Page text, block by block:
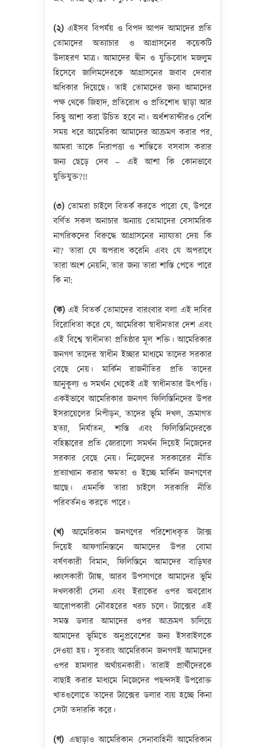
(২) এইসব বিপর্যয় ও বিপদ আপদ আমাদের প্রতি
তোমাদের অত্যাচার ও আগ্রাসনের কয়েকটি
উদাহরণ মাত্র। আমাদের দ্বীন ও যুক্তিবোধ মজলুম
হিসেবে জালিমদেরকে আগ্রাসনের জবাব দেবার
অধিকার দিয়েছে। তাই তোমাদের জন্য আমাদের
পক্ষ থেকে জিহাদ, প্রতিরোধ ও প্রতিশোধ ছাড়া আর
কিছু আশা করা উচিত হবে না। অর্ধশতাব্দীরও বেশি
সময় ধরে আমেরিকা আমাদের আক্রমণ করার পর,
আমরা তাকে নিরাপত্তা ও শান্তিতে বসবাস করার
জন্য ছেড়ে দেব – এই আশা কি কোনভাবে
যুক্তিযুক্ত?!!
(৩) তোমরা চাইলে বিতর্ক করতে পারো যে, উপরে
বর্ণিত সকল অনাচার অন্যায় তোমাদের বেসামরিক
নাগরিকদের বিরুদ্ধে আগ্রাসনের ন্যায্যতা দেয় কি
না? তারা যে অপরাধ করেনি এবং যে অপরাধে
তারা অংশ নেয়নি, তার জন্য তারা শাস্তি পেতে পারে
কি না:
(ক) এই বিতর্ক তোমাদের বারংবার বলা এই দাবির
বিরোধিতা করে যে, আমেরিকা স্বাধীনতার দেশ এবং
এই বিশ্বে স্বাধীনতা প্রতিষ্ঠার মূল শক্তি। আমেরিকার
জনগণ তাদের স্বাধীন ইচ্ছার মাধ্যমে তাদের সরকার
বেছে নেয়। মার্কিন রাজনীতির প্রতি তাদের
আনুকূল্য ও সমর্থন থেকেই এই স্বাধীনতার উৎপত্তি।
একইভাবে আমেরিকার জনগণ ফিলিস্তিনিদের উপর
ইসরায়েলের নিপীড়ন, তাদের ভূমি দখল, ক্রমাগত
হত্যা, নির্যাতন, শাস্তি এবং ফিলিস্তিনিদেরকে
বহিষ্কারের প্রতি জোরালো সমর্থন দিয়েই নিজেদের
সরকার বেছে নেয়। নিজেদের সরকারের নীতি
প্রত্যাখ্যান করার ক্ষমতা ও ইচ্ছে মার্কিন জনগণের
আছে। এমনকি তারা চাইলে সরকারি নীতি
পরিবর্তনও করতে পারে।
(খ) আমেরিকান জনগণের পরিশোধকৃত ট্যাক্স
দিয়েই আফগানিস্তানে আমাদের উপর বোমা
বর্ষণকারী বিমান, ফিলিস্তিনে আমাদের বাড়িঘর
ধ্বংসকারী ট্যাঙ্ক, আরব উপসাগরে আমাদের ভূমি
দখলকারী সেনা এবং ইরাকের ওপর অবরোধ
আরোপকারী নৌবহরের খরচ চলে। ট্যাক্সের এই
সমস্ত ডলার আমাদের ওপর আক্রমণ চালিয়ে
আমাদের ভূমিতে অনুপ্রবেশের জন্য ইসরাইলকে
দেওয়া হয়। সুতরাং আমেরিকান জনগণই আমাদের
ওপর হামলার অর্থায়নকারী। তারাই প্রার্থীদেরকে
বাছাই করার মাধ্যমে নিজেদের পছন্দসই উপরোক্ত
খাতগুলোতে তাদের ট্যাক্সের ডলার ব্যয় হচ্ছে কিনা
সেটা তদারকি করে।
(গ) এছাড়াও আমেরিকান সেনাবাহিনী আমেরিকান